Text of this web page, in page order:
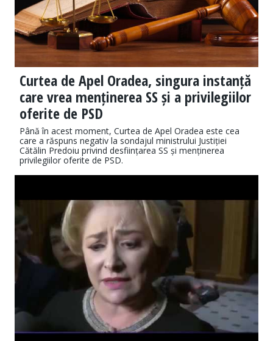
Curtea de Apel Oradea, singura instanță
care vrea menținerea SS și a privilegiilor
oferite de PSD
Până în acest moment, Curtea de Apel Oradea este cea
care a răspuns negativ la sondajul ministrului Justiției
Cătălin Predoiu privind desființarea SS și menținerea
privilegiilor oferite de PSD.